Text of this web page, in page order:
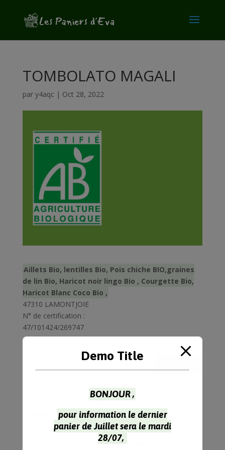
TOMBOLATO MAGALI
par y4aqc | Oct 28, 2022
Aillets Bio, lentilles Bio, Pois chiche BIO,graines
de lin Bio, Haricot noir lingo Bio , Courgette Bio,
Haricot Blanc Coco Bio ,
47310 LAMONTJOIE
N° de certification :
47/101424/269747
Recent Posts
Potimarron Farci 4 Personnes
Chou Blanc Recette à l’Indienne
Recette Tarte Chou Rouge Parmesan
Demo Title
BONJOUR ,
pour information le dernier
panier de Juillet sera le mardi
28/07,